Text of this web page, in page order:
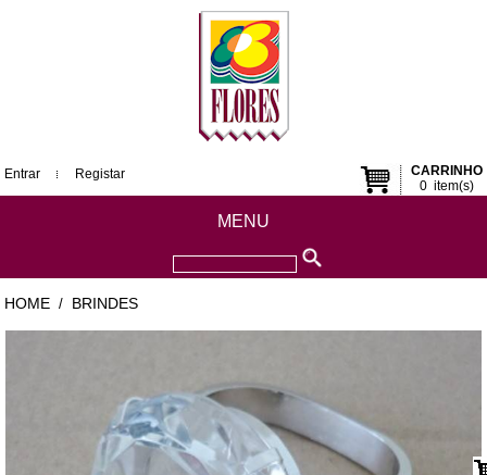
CARRINHO
0item(s)
Entrar Registar
MENU
HOME / BRINDES